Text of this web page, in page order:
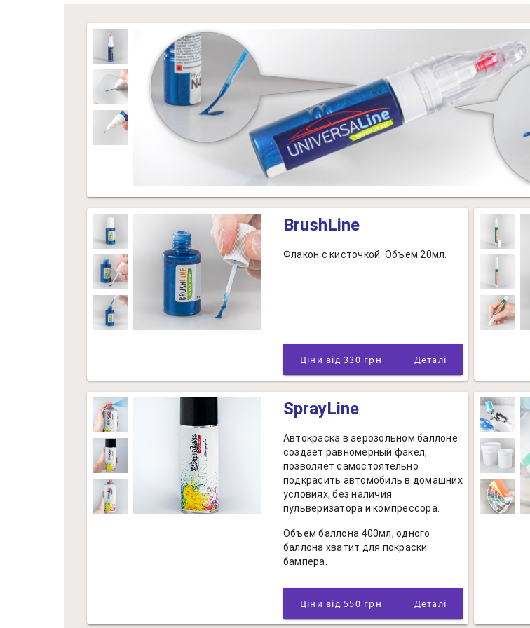
BrushLine
Флакон с кисточкой. Объем 20мл.
Ціни від 330 грн Деталі
SprayLine
Автокраска в аерозольном баллоне
создает равномерный факел,
позволяет самостоятельно
подкрасить автомобиль в домашних
условиях, без наличия
пульверизатора и компрессора.
Объем баллона 400мл, одного
баллона хватит для покраски
бампера.
Ціни від 550 грн Деталі